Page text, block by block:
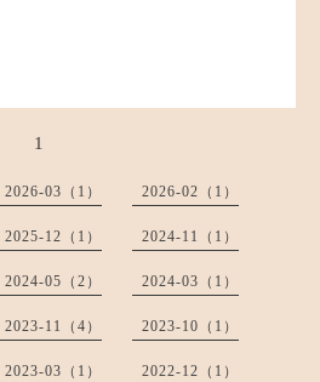
1
2026-03（1） 2026-02（1）
2025-12（1） 2024-11（1）
2024-05（2） 2024-03（1）
2023-11（4） 2023-10（1）
2023-03（1） 2022-12（1）